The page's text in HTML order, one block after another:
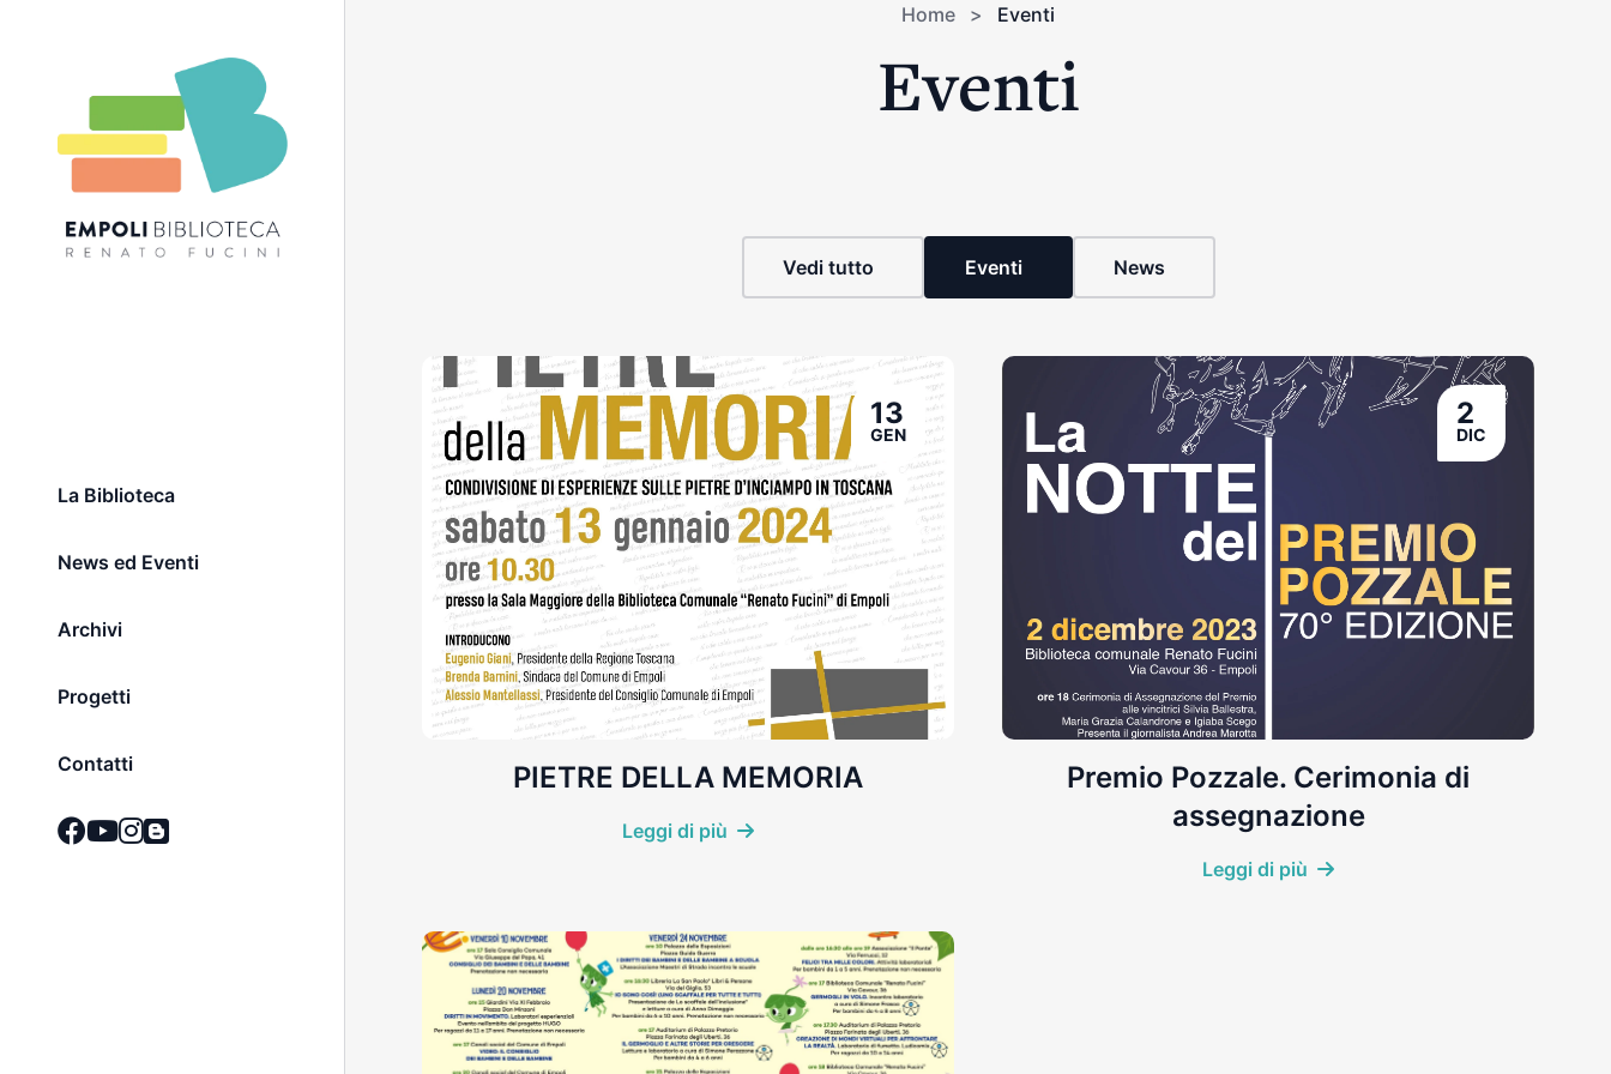
La Biblioteca
News ed Eventi
Archivi
speciali
Progetti
Contatti
Home > Eventi
Eventi
Vedi tutto Eventi News
13
GEN
PIETRE DELLA MEMORIA
Leggi di più
2
DIC
Premio Pozzale. Cerimonia di
assegnazione
Leggi di più